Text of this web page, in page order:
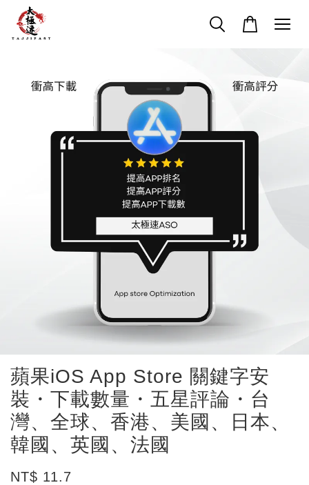
蘋果iOS App Store 關鍵字安
裝・下載數量・五星評論・台
灣、全球、香港、美國、日本、
韓國、英國、法國
NT$ 11.7